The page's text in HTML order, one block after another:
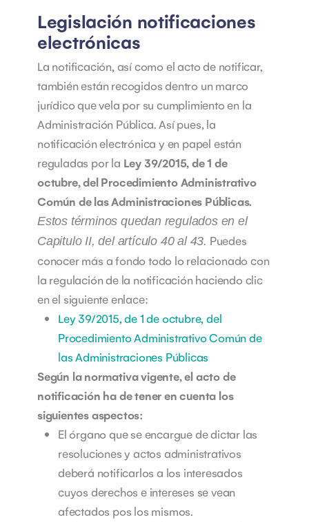
Legislación notificaciones
electrónicas
La notificación, así como el acto de notificar,
también están recogidos dentro un marco
jurídico que vela por su cumplimiento en la
Administración Pública. Así pues, la
notificación electrónica y en papel están
reguladas por la Ley 39/2015, de 1 de
octubre, del Procedimiento Administrativo
Común de las Administraciones Públicas.
Estos términos quedan regulados en el
Capitulo II, del artículo 40 al 43. Puedes
conocer más a fondo todo lo relacionado con
la regulación de la notificación haciendo clic
en el siguiente enlace:
Ley 39/2015, de 1 de octubre, del
Procedimiento Administrativo Común de
las Administraciones Públicas
Según la normativa vigente, el acto de
notificación ha de tener en cuenta los
siguientes aspectos:
El órgano que se encargue de dictar las
resoluciones y actos administrativos
deberá notificarlos a los interesados
cuyos derechos e intereses se vean
afectados pos los mismos.